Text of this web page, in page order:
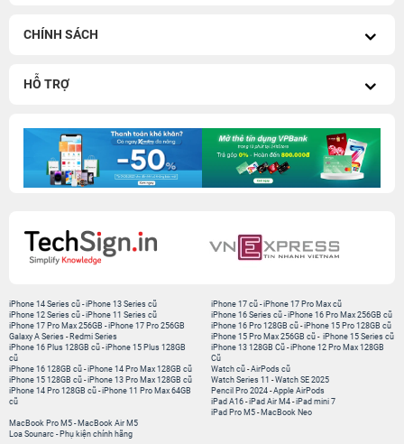
CHÍNH SÁCH
HỖ TRỢ
iPhone 14 Series cũ -iPhone 13 Series cũ
iPhone 12 Series cũ -iPhone 11 Series cũ
iPhone 17 Pro Max 256GB -iPhone 17 Pro 256GB
Galaxy A Series - Redmi Series
iPhone 17 cũ -iPhone 17 Pro Max cũ
iPhone 16 Series cũ - iPhone 16 Pro Max 256GB cũ
iPhone 16 Pro 128GB cũ -iPhone 15 Pro 128GB cũ
iPhone 15 Pro Max 256GB cũ - iPhone 15 Series cũ
iPhone 16 Plus 128GB cũ -iPhone 15 Plus 128GB
cũ
iPhone 16 128GB cũ -iPhone 14 Pro Max 128GB cũ
iPhone 15 128GB cũ -iPhone 13 Pro Max 128GB cũ
iPhone 14 Pro 128GB cũ -iPhone 11 Pro Max 64GB
cũ
iPhone 13 128GB Cũ -iPhone 12 Pro Max 128GB
Cũ
Watch cũ -AirPods cũ
Watch Series 11 -Watch SE 2025
Pencil Pro 2024 -Apple AirPods
iPad A16 -iPad Air M4 -iPad mini 7
iPad Pro M5 - MacBook Neo
MacBook Pro M5 - MacBook Air M5
Loa Sounarc - Phụ kiện chính hãng